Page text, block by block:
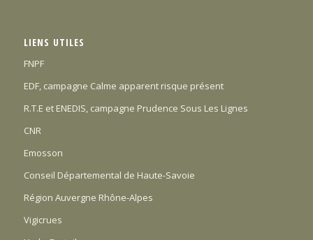
LIENS UTILES
FNPF
EDF, campagne Calme apparent risque présent
R.T.E et ENEDIS, campagne Prudence Sous Les Lignes
CNR
Emosson
Conseil Départemental de Haute-Savoie
Région Auvergne Rhône-Alpes
Vigicrues